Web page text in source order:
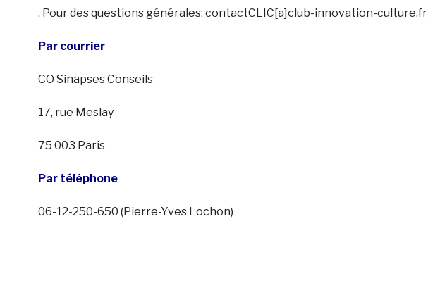
. Pour des questions générales: contactCLIC[a]club-innovation-culture.fr
Par courrier
CO Sinapses Conseils
17, rue Meslay
75 003 Paris
Par téléphone
06-12-250-650 (Pierre-Yves Lochon)